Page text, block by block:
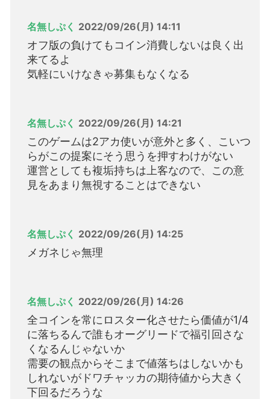
名無しぷく 2022/09/26(月) 14:11
オフ版の負けてもコイン消費しないは良く出
来てるよ
気軽にいけなきゃ募集もなくなる
名無しぷく 2022/09/26(月) 14:21
このゲームは2アカ使いが意外と多く、こいつ
らがこの提案にそう思うを押すわけがない
運営としても複垢持ちは上客なので、この意
見をあまり無視することはできない
名無しぷく 2022/09/26(月) 14:25
メガネじゃ無理
名無しぷく 2022/09/26(月) 14:26
全コインを常にロスター化させたら価値が1/4
に落ちるんで誰もオーグリードで福引回さな
くなるんじゃないか
需要の観点からそこまで値落ちはしないかも
しれないがドワチャッカの期待値から大きく
下回るだろうな